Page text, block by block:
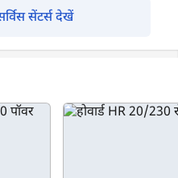
सेंटर्स देखें